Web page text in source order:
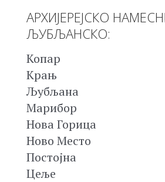
АРХИЈЕРЕЈСКО
ЉУБЉАНСКО:
Копар
Крањ
Љубљана
Марибор
Нова Горица
Ново Место
Постојна
Цеље